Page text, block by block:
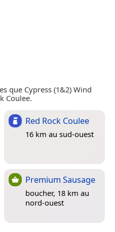
que Cypress (1&2) Wind
Coulee.
Red Rock Coulee
16 km au sud-ouest
Premium Sausage
boucher, 18 km au
nord-ouest